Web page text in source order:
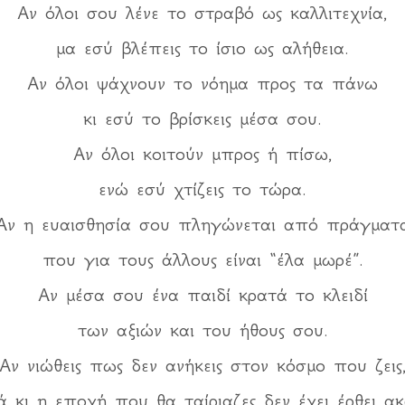
Αν όλοι σου λένε το στραβό ως καλλιτεχνία,
μα εσύ βλέπεις το ίσιο ως αλήθεια.
Αν όλοι ψάχνουν το νόημα προς τα πάνω
κι εσύ το βρίσκεις μέσα σου.
Αν όλοι κοιτούν μπρος ή πίσω,
ενώ εσύ χτίζεις το τώρα.
η ευαισθησία σου πληγώνεται από
που για τους άλλους είναι “έλα μωρέ”.
Αν μέσα σου ένα παιδί κρατά το κλειδί
των αξιών και του ήθους σου.
νιώθεις πως δεν ανήκεις στον κόσμο που ζεις,
κι η εποχή που θα ταίριαζες δεν έχει έρθει